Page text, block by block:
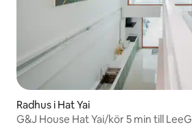
Radhus i Hat Yai
G&J House Hat Yai/kör 5 min till